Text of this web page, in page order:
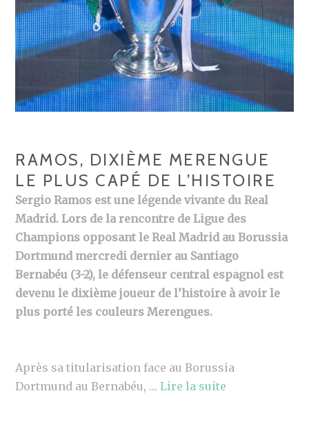
RAMOS, DIXIÈME MERENGUE
LE PLUS CAPÉ DE L’HISTOIRE
Sergio Ramos est une légende vivante du Real
Madrid. Lors de la rencontre de Ligue des
Champions opposant le Real Madrid au Borussia
Dortmund mercredi dernier au Santiago
Bernabéu (3-2), le défenseur central espagnol est
devenu le dixième joueur de l’histoire à avoir le
plus porté les couleurs Merengues.
Après sa titularisation face au Borussia
Dortmund au Bernabéu, …Lire la suite